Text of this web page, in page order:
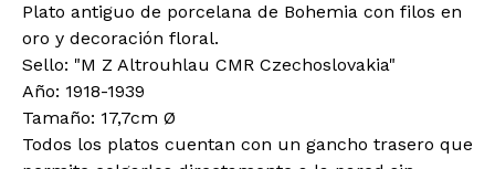
Plato antiguo de porcelana de Bohemia con filos en
oro y decoración floral.
Sello: "M Z Altrouhlau CMR Czechoslovakia"
Año: 1918-1939
Tamaño: 17,7cm Ø
Todos los platos cuentan con un gancho trasero que